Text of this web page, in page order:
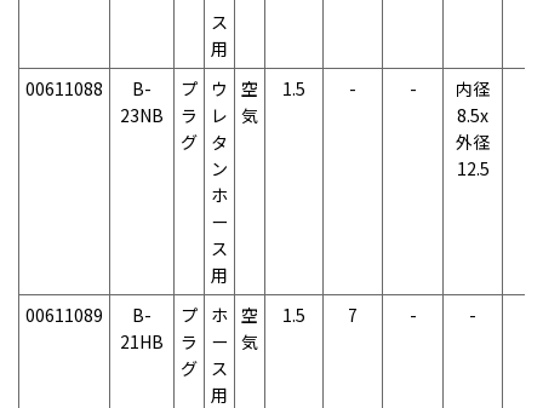
ス
用
00611088
B-
23NB
プ
ラ
グ
ウ
レ
タ
ン
ホ
ー
ス
用
空
気
1.5 - -
内径
8.5x
外径
12.5
00611089
B-
21HB
プ
ラ
グ
ホ
ー
ス
用
空
気
1.5 7 - -